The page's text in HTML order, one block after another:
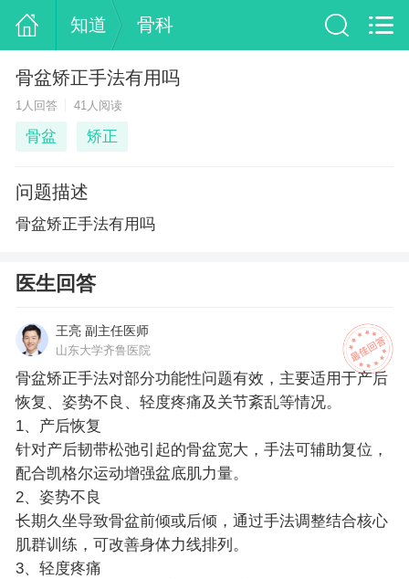
知道 骨科
骨盆矫正手法有用吗
1人回答 41人阅读
骨盆 矫正
问题描述
骨盆矫正手法有用吗
医生回答
王亮 副主任医师
山东大学齐鲁医院
骨盆矫正手法对部分功能性问题有效，主要适用于产后
恢复、姿势不良、轻度疼痛及关节紊乱等情况。
1、产后恢复
针对产后韧带松弛引起的骨盆宽大，手法可辅助复位，
配合凯格尔运动增强盆底肌力量。
2、姿势不良
长期久坐导致骨盆前倾或后倾，通过手法调整结合核心
肌群训练，可改善身体力线排列。
3、轻度疼痛